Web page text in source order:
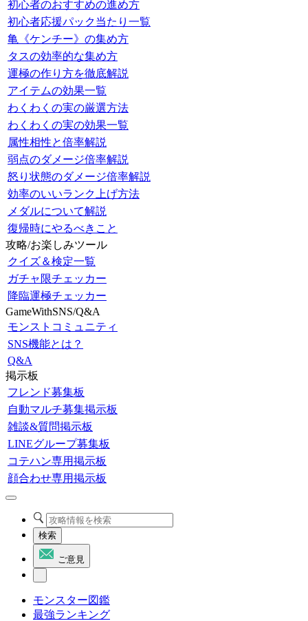
初心者のおすすめの進め方
初心者応援パック当たり一覧
亀《ケンチー》の集め方
タスの効率的な集め方
運極の作り方を徹底解説
アイテムの効果一覧
わくわくの実の厳選方法
わくわくの実の効果一覧
属性相性と倍率解説
弱点のダメージ倍率解説
怒り状態のダメージ倍率解説
効率のいいランク上げ方法
メダルについて解説
復帰時にやるべきこと
攻略/お楽しみツール
クイズ＆検定一覧
ガチャ限チェッカー
降臨運極チェッカー
GameWithSNS/Q&A
モンストコミュニティ
SNS機能とは？
Q&A
掲示板
フレンド募集板
自動マルチ募集掲示板
雑談&質問掲示板
LINEグループ募集板
コテハン専用掲示板
顔合わせ専用掲示板
検索
ご意見
モンスター図鑑
最強ランキング